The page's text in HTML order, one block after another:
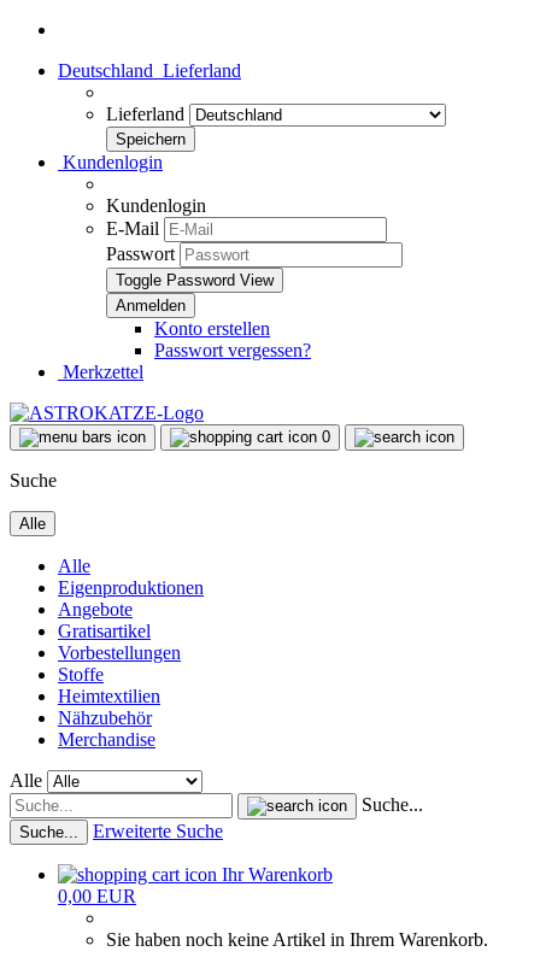
Deutschland Lieferland
Lieferland
Kundenlogin
Kundenlogin
E-Mail
Passwort
Toggle Password View
Konto erstellen
Passwort vergessen?
Merkzettel
0
Suche
Alle
Alle
Eigenproduktionen
Angebote
Gratisartikel
Vorbestellungen
Stoffe
Heimtextilien
Nähzubehör
Merchandise
Alle
Suche...
Suche... Erweiterte Suche
Ihr Warenkorb
0,00 EUR
Sie haben noch keine Artikel in Ihrem Warenkorb.